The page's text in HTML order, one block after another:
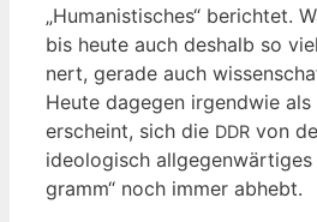
„Huma­nis­ti­sches“ berich­tet.
bis heu­te auch des­halb so
nert, gera­de auch
Heu­te dage­gen irgend­wie als
erscheint, sich die DDR von
ideo­lo­gisch
gramm“ noch immer abhebt.